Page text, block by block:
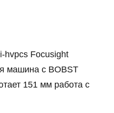
hvpcs Focusight
машина с BOBST
151 мм работа с